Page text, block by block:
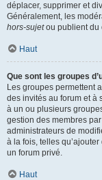
déplacer, supprimer et
Généralement, les
hors-sujetou publient du
Haut
Que sont les groupes
Les groupes permettent
des invités au forum et à
à un ou plusieurs
gestion des membres
administrateurs de
à la fois, telles
un forum privé.
Haut